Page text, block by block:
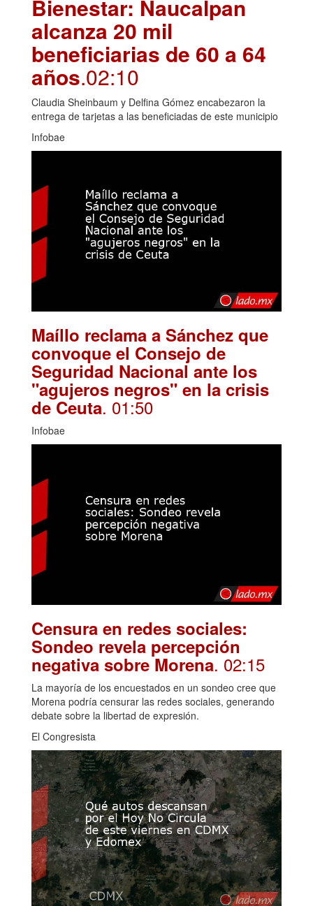
Bienestar: Naucalpan
alcanza 20 mil
beneficiarias de 60 a 64
años.02:10
Claudia Sheinbaum y Delfina Gómez encabezaron la
entrega de tarjetas a las beneficiadas de este municipio
Infobae
Maíllo reclama a Sánchez que
convoque el Consejo de
Seguridad Nacional ante los
"agujeros negros" en la crisis
de Ceuta. 01:50
Infobae
Censura en redes sociales:
Sondeo revela percepción
negativa sobre Morena. 02:15
La mayoría de los encuestados en un sondeo cree que
Morena podría censurar las redes sociales, generando
debate sobre la libertad de expresión.
El Congresista